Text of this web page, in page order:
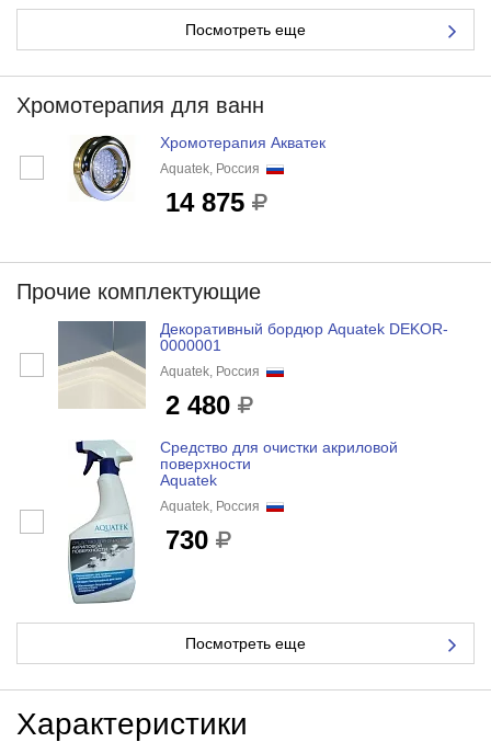
Посмотреть еще
Хромотерапия для ванн
Хромотерапия Акватек
Aquatek, Россия
14 875
Прочие комплектующие
Декоративный бордюр Aquatek DEKOR-
0000001
Aquatek, Россия
2 480
Средство для очистки акриловой
поверхности
Aquatek
Aquatek, Россия
730
Посмотреть еще
Характеристики